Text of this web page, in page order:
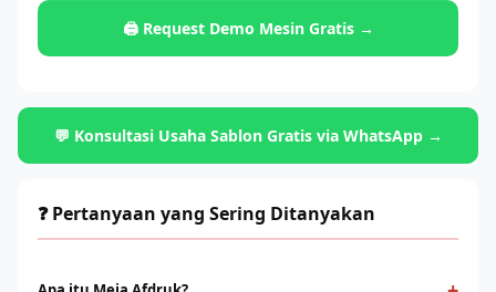
🖨️ Request Demo Mesin Gratis →
💬 Konsultasi Usaha Sablon Gratis via WhatsApp →
❓ Pertanyaan yang Sering Ditanyakan